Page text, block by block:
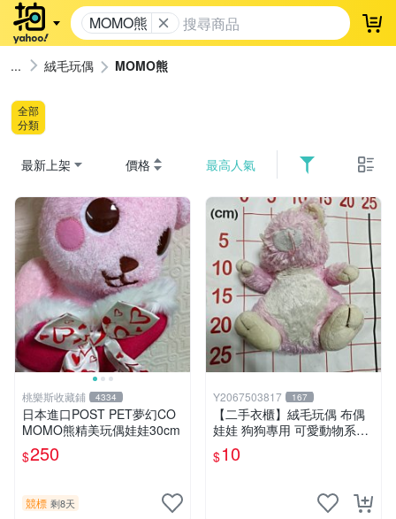
MOMO熊 登
絨毛玩偶 MOMO熊
全部
分類
最新上架 價格 最高人氣
桃樂斯收藏鋪 4334
日本進口POST PET夢幻CO
MOMO熊精美玩偶娃娃30cm
$250
競標 剩8天
Y2067503817 167
【二手衣櫃】絨毛玩偶 布偶
娃娃 狗狗專用 可愛動物系列
耐咬耐磨玩具 玩偶 粉紅熊寵
物玩具 1120929
$10